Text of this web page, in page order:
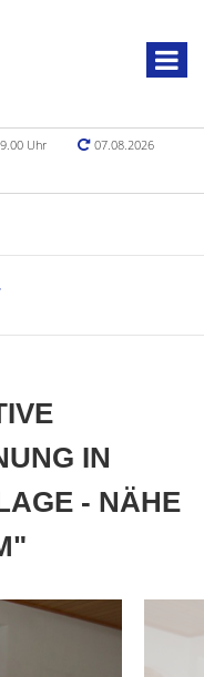
Uhr
07.08.2026
IN
- NÄHE